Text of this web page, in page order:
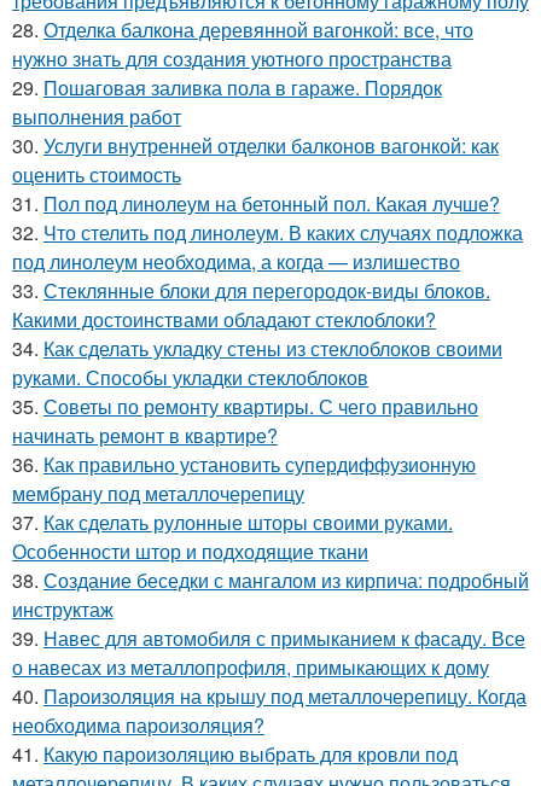
28. Отделка балкона деревянной вагонкой: все, что
нужно знать для создания уютного пространства
29. Пошаговая заливка пола в гараже. Порядок
выполнения работ
30. Услуги внутренней отделки балконов вагонкой: как
оценить стоимость
31. Пол под линолеум на бетонный пол. Какая лучше?
32. Что стелить под линолеум. В каких случаях подложка
под линолеум необходима, а когда — излишество
33. Стеклянные блоки для перегородок-виды блоков.
Какими достоинствами обладают стеклоблоки?
34. Как сделать укладку стены из стеклоблоков своими
руками. Способы укладки стеклоблоков
35. Советы по ремонту квартиры. С чего правильно
начинать ремонт в квартире?
36. Как правильно установить супердиффузионную
мембрану под металлочерепицу
37. Как сделать рулонные шторы своими руками.
Особенности штор и подходящие ткани
38. Создание беседки с мангалом из кирпича: подробный
инструктаж
39. Навес для автомобиля с примыканием к фасаду. Все
о навесах из металлопрофиля, примыкающих к дому
40. Пароизоляция на крышу под металлочерепицу. Когда
необходима пароизоляция?
41. Какую пароизоляцию выбрать для кровли под